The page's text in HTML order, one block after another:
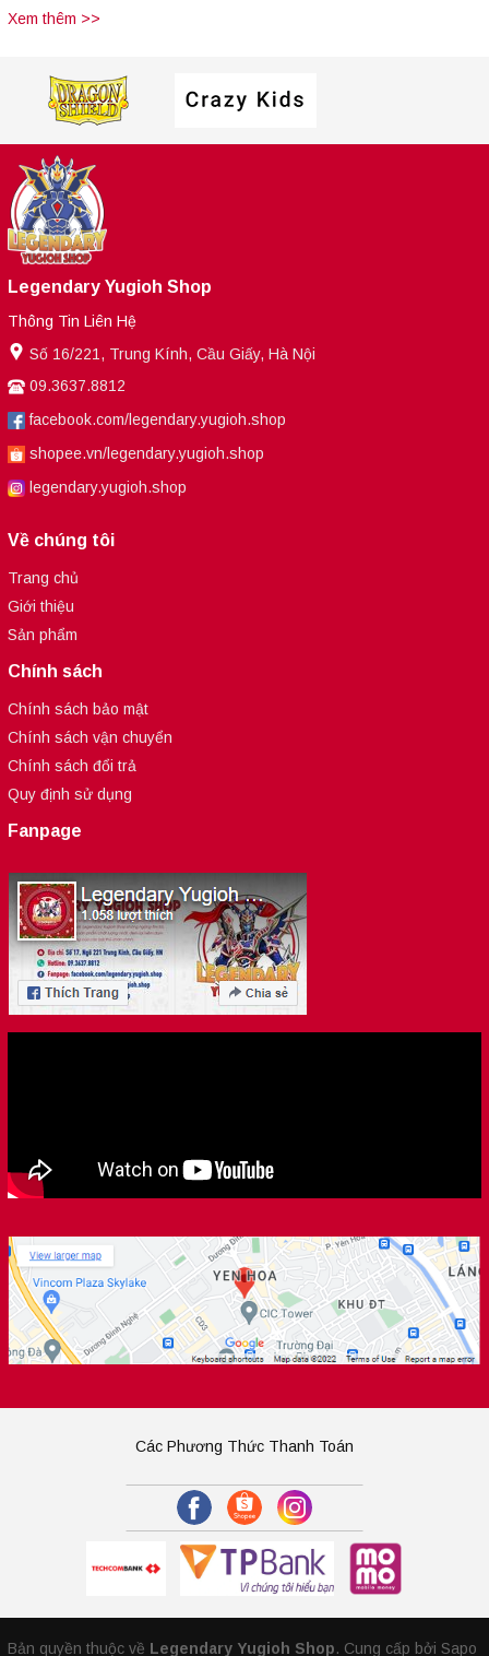
Xem thêm >>
Legendary Yugioh Shop
Thông Tin Liên Hệ
Số 16/221, Trung Kính, Cầu Giấy, Hà Nội
09.3637.8812
facebook.com/legendary.yugioh.shop
shopee.vn/legendary.yugioh.shop
legendary.yugioh.shop
Về chúng tôi
Trang chủ
Giới thiệu
Sản phẩm
Chính sách
Chính sách bảo mật
Chính sách vận chuyển
Chính sách đổi trả
Quy định sử dụng
Fanpage
Các Phương Thức Thanh Toán
Bản quyền thuộc về Legendary Yugioh Shop. Cung cấp bởi Sapo